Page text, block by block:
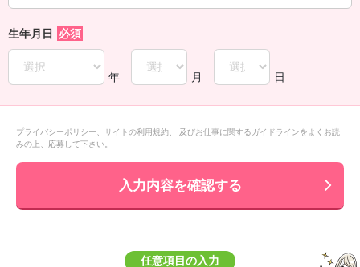
生年月日
年 月 日
プライバシーポリシー サイトの利用規約 、 及びお仕事に関するガイドラインをよくお読
みの上、応募して下さい。
入力内容を確認する
任意項目の入力